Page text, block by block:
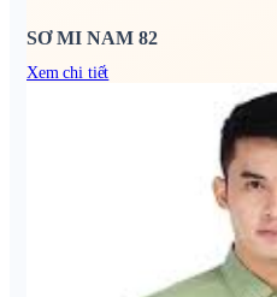
SƠ MI NAM 82
Xem chi tiết